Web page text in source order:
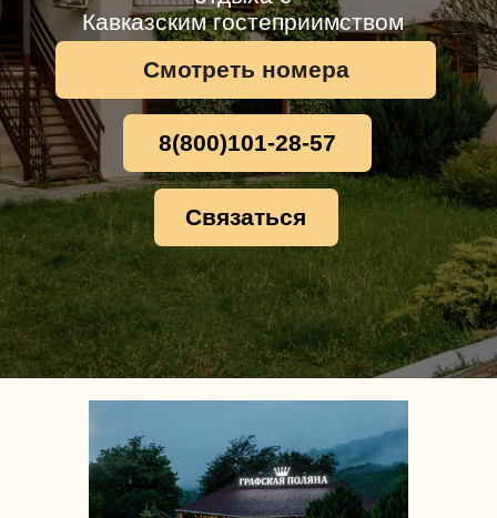
Связаться